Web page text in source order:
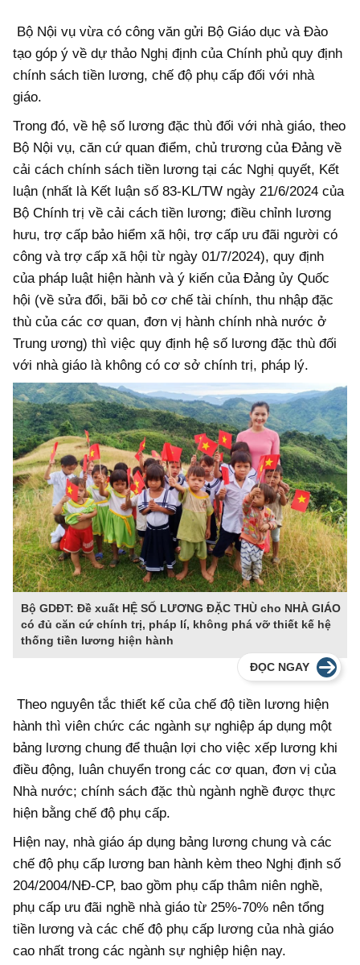
Khác
Video
Bộ Nội vụ vừa có công văn gửi Bộ Giáo dục và Đào
tạo góp ý về dự thảo Nghị định của Chính phủ quy định
chính sách tiền lương, chế độ phụ cấp đối với nhà
giáo.
Trong đó, về hệ số lương đặc thù đối với nhà giáo, theo
Bộ Nội vụ, căn cứ quan điểm, chủ trương của Đảng về
cải cách chính sách tiền lương tại các Nghị quyết, Kết
luận (nhất là Kết luận số 83-KL/TW ngày 21/6/2024 của
Bộ Chính trị về cải cách tiền lương; điều chỉnh lương
hưu, trợ cấp bảo hiểm xã hội, trợ cấp ưu đãi người có
công và trợ cấp xã hội từ ngày 01/7/2024), quy định
của pháp luật hiện hành và ý kiến của Đảng ủy Quốc
hội (về sửa đổi, bãi bỏ cơ chế tài chính, thu nhập đặc
thù của các cơ quan, đơn vị hành chính nhà nước ở
Trung ương) thì việc quy định hệ số lương đặc thù đối
với nhà giáo là không có cơ sở chính trị, pháp lý.
Bộ GDĐT: Đề xuất HỆ SỐ LƯƠNG ĐẶC THÙ cho NHÀ GIÁO
có đủ căn cứ chính trị, pháp lí, không phá vỡ thiết kế hệ
thống tiền lương hiện hành
ĐỌC NGAY
Theo nguyên tắc thiết kế của chế độ tiền lương hiện
hành thì viên chức các ngành sự nghiệp áp dụng một
bảng lương chung để thuận lợi cho việc xếp lương khi
điều động, luân chuyển trong các cơ quan, đơn vị của
Nhà nước; chính sách đặc thù ngành nghề được thực
hiện bằng chế độ phụ cấp.
Hiện nay, nhà giáo áp dụng bảng lương chung và các
chế độ phụ cấp lương ban hành kèm theo Nghị định số
204/2004/NĐ-CP, bao gồm phụ cấp thâm niên nghề,
phụ cấp ưu đãi nghề nhà giáo từ 25%-70% nên tổng
tiền lương và các chế độ phụ cấp lương của nhà giáo
cao nhất trong các ngành sự nghiệp hiện nay.